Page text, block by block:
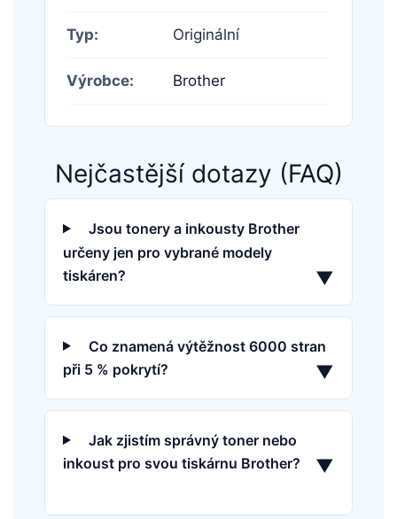
Typ: Originální
Výrobce: Brother
Nejčastější dotazy (FAQ)
Jsou tonery a inkousty Brother
určeny jen pro vybrané modely
tiskáren?
▼
Co znamená výtěžnost 6000 stran
při 5 % pokrytí?
▼
Jak zjistím správný toner nebo
inkoust pro svou tiskárnu Brother?
▼